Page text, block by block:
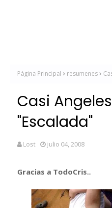
Página Principal resumenes
Casi
"Escalada"
Lost julio 04, 2008
Gracias a TodoCris..